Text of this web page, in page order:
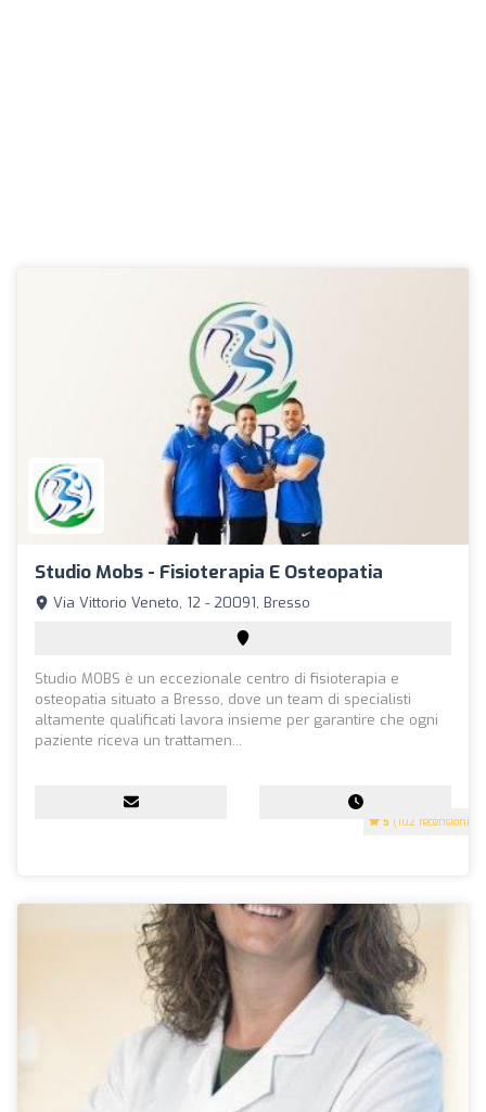
Studio Mobs - Fisioterapia E Osteopatia
5 (102 recensioni)
Via Vittorio Veneto, 12 - 20091, Bresso
Studio MOBS è un eccezionale centro di fisioterapia e
osteopatia situato a Bresso, dove un team di specialisti
altamente qualificati lavora insieme per garantire che ogni
paziente riceva un trattamen...